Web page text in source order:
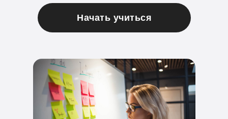
Начать учиться